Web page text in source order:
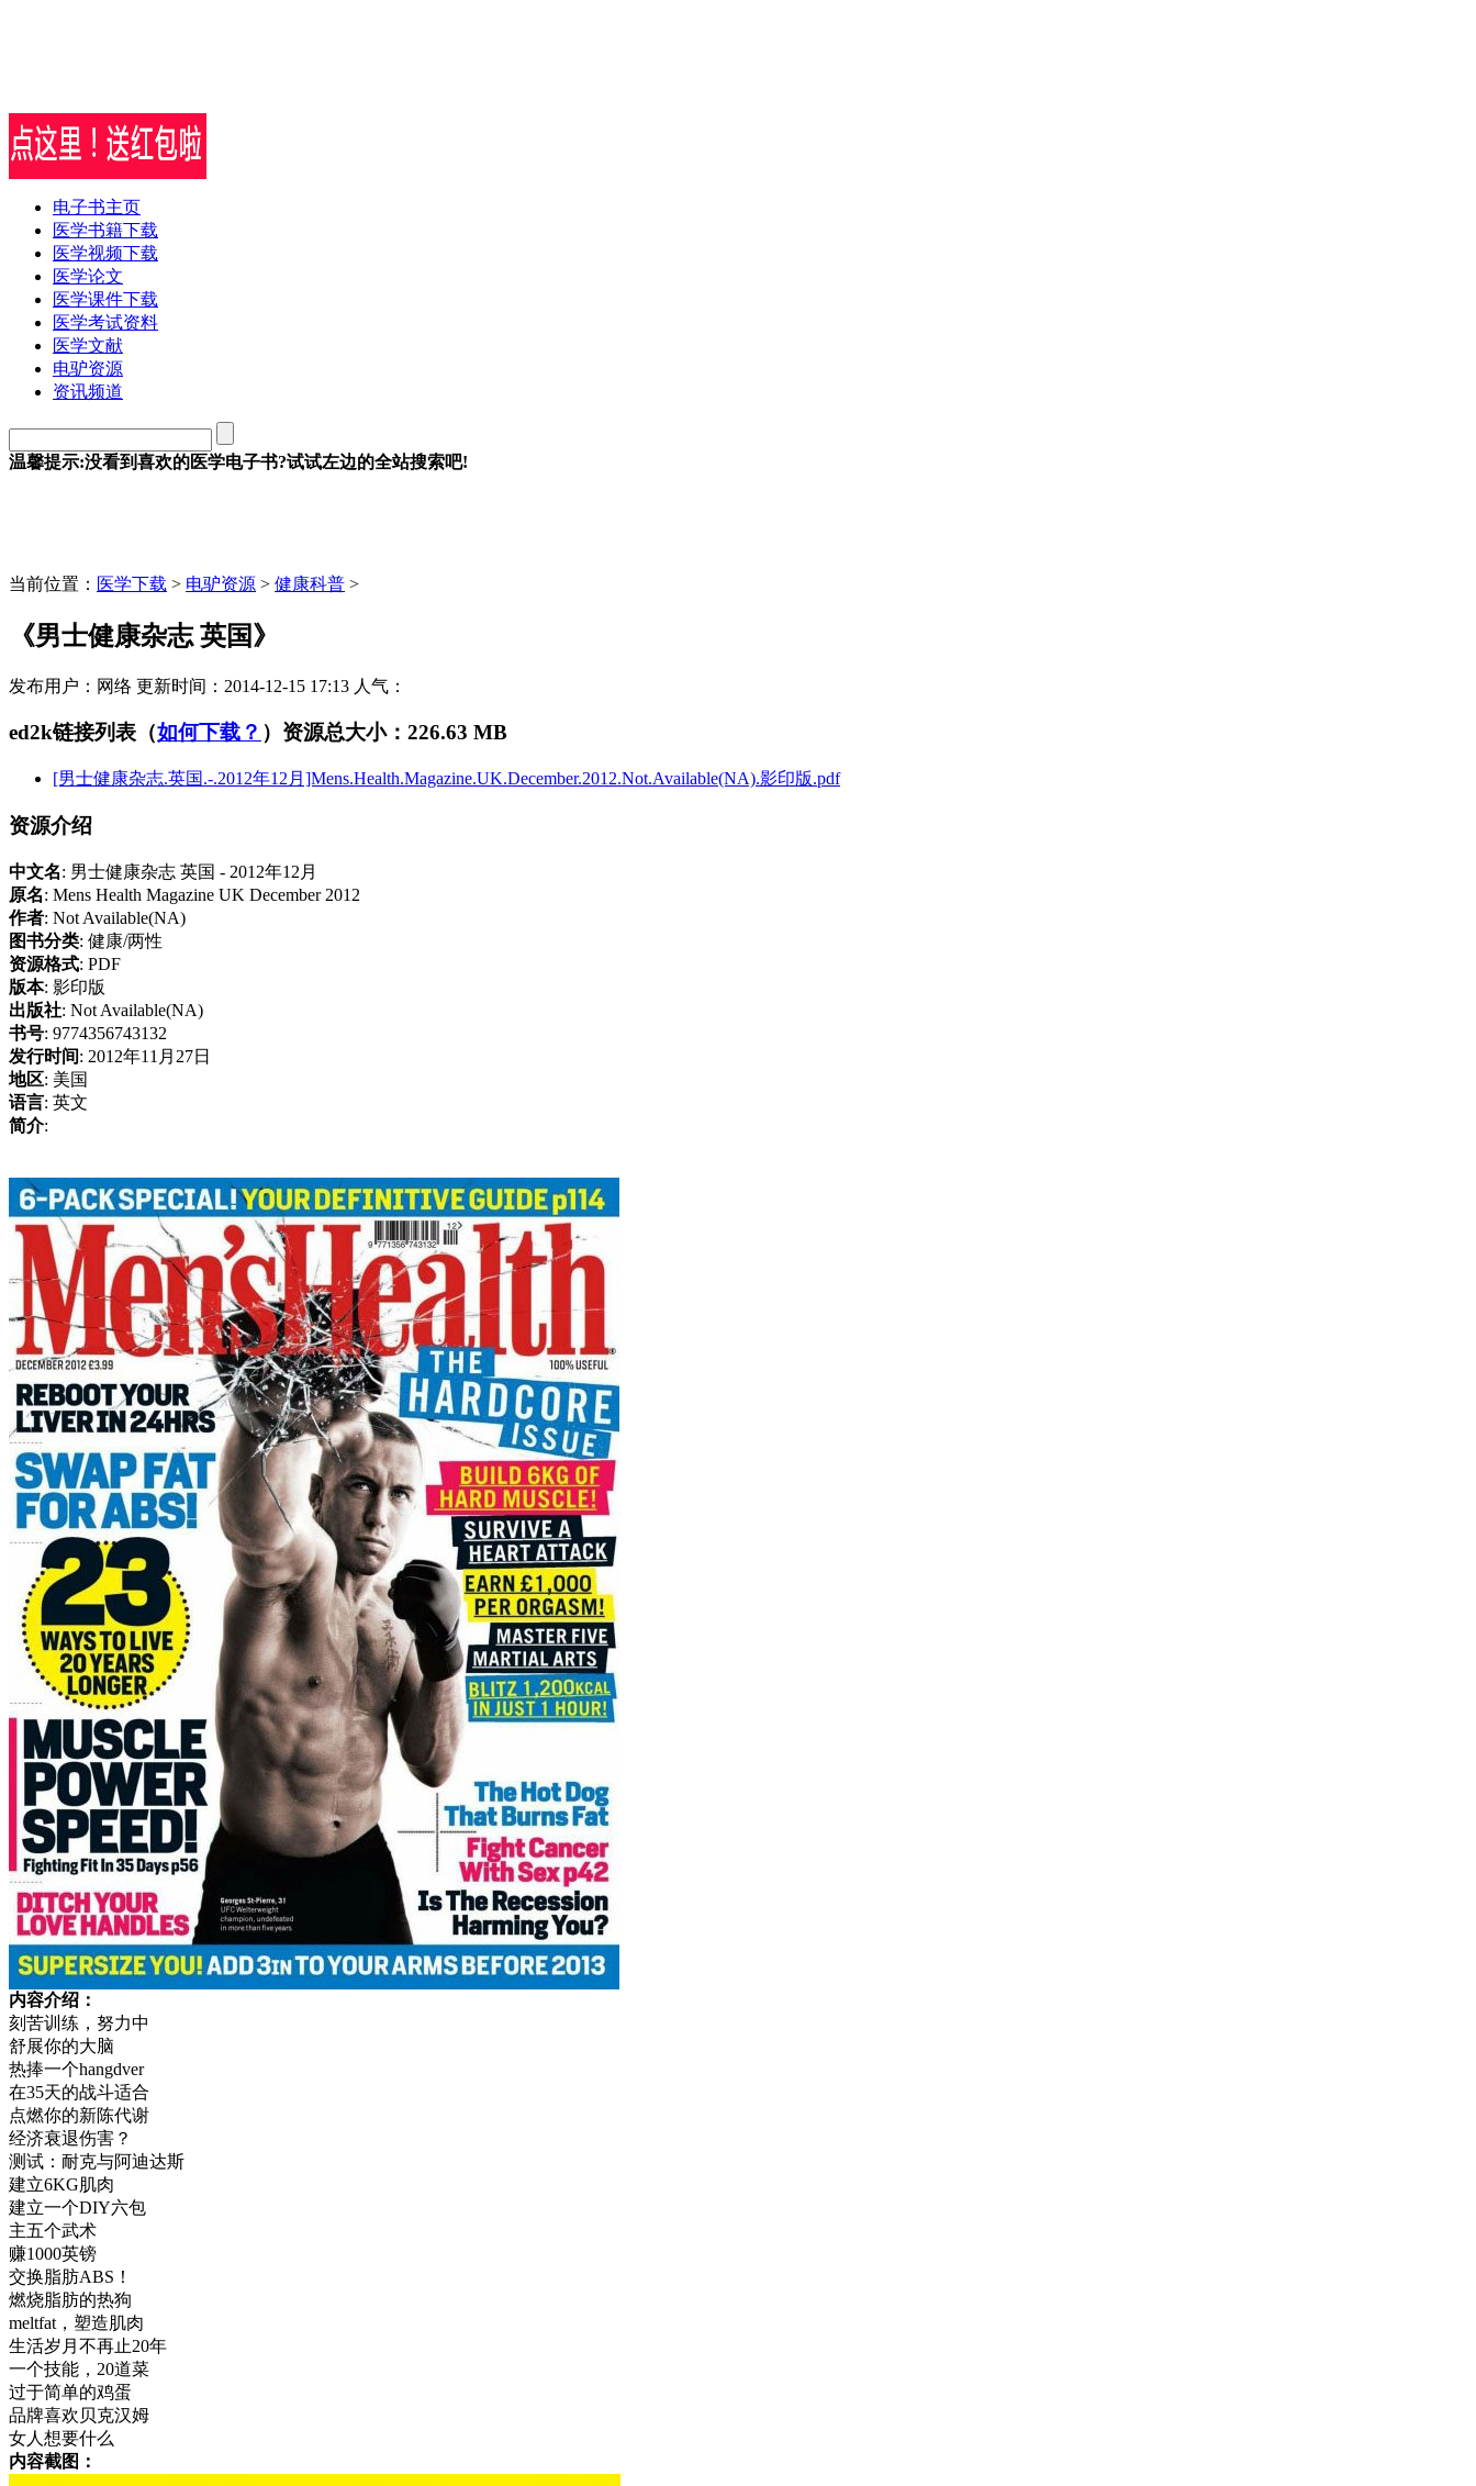
电子书主页
医学书籍下载
医学视频下载
医学论文
医学课件下载
医学考试资料
医学文献
电驴资源
资讯频道
温馨提示:没看到喜欢的医学电子书?试试左边的全站搜索吧!
当前位置： 医学下载 > 电驴资源 > 健康科普 >
《男士健康杂志 英国》
发布用户： 网络 更新时间： 2014-12-15 17:13 人气：
ed2k链接列表（如何下载？ ） 资源总大小：226.63 MB
[男士健康杂志.英国.-.2012年12月]Mens.Health.Magazine.UK.December.2012.Not.Available(NA).影印版.pdf
资源介绍
中文名: 男士健康杂志 英国 - 2012年12月
原名: Mens Health Magazine UK December 2012
作者: Not Available(NA)
图书分类: 健康/两性
资源格式: PDF
版本: 影印版
出版社: Not Available(NA)
书号: 9774356743132
发行时间: 2012年11月27日
地区: 美国
语言: 英文
简介:
内容介绍：
刻苦训练，努力中
舒展你的大脑
热捧一个hangdver
在35天的战斗适合
点燃你的新陈代谢
经济衰退伤害？
测试：耐克与阿迪达斯
建立6KG肌肉
建立一个DIY六包
主五个武术
赚1000英镑
交换脂肪ABS！
燃烧脂肪的热狗
meltfat，塑造肌肉
生活岁月不再止20年
一个技能，20道菜
过于简单的鸡蛋
品牌喜欢贝克汉姆
女人想要什么
内容截图：